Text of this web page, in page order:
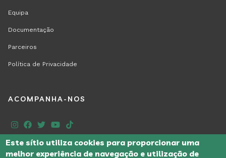
Equipa
Documentação
Parceiros
Política de Privacidade
REGION
FOOTER
SECOND
ACOMPANHA-NOS
Este sítio utiliza cookies para proporcionar uma
melhor experiência de navegação e utilização de